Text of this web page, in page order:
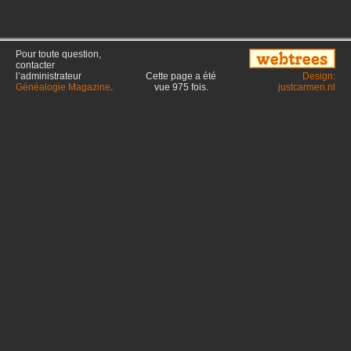
Pour toute question,
contacter
l’administrateur
Généalogie Magazine.
Cette page a été
vue 975 fois.
Design:
justcarmen.nl